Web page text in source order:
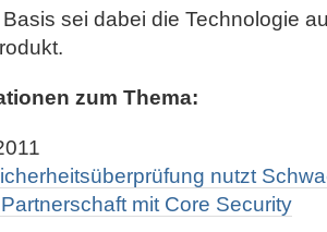
sei dabei die Technologie
zum Thema:
nutzt
mit Core Security